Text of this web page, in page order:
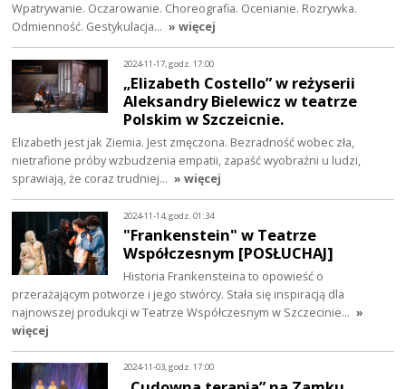
Wpatrywanie. Oczarowanie. Choreografia. Ocenianie. Rozrywka.
Odmienność. Gestykulacja… » więcej
2024-11-17, godz. 17:00
„Elizabeth Costello” w reżyserii
Aleksandry Bielewicz w teatrze
Polskim w Szczeicnie.
Elizabeth jest jak Ziemia. Jest zmęczona. Bezradność wobec zła,
nietrafione próby wzbudzenia empatii, zapaść wyobraźni u ludzi,
sprawiają, że coraz trudniej… » więcej
2024-11-14, godz. 01:34
"Frankenstein" w Teatrze
Współczesnym [POSŁUCHAJ]
Historia Frankensteina to opowieść o
przerażającym potworze i jego stwórcy. Stała się inspiracją dla
najnowszej produkcji w Teatrze Współczesnym w Szczecinie… »
więcej
2024-11-03, godz. 17:00